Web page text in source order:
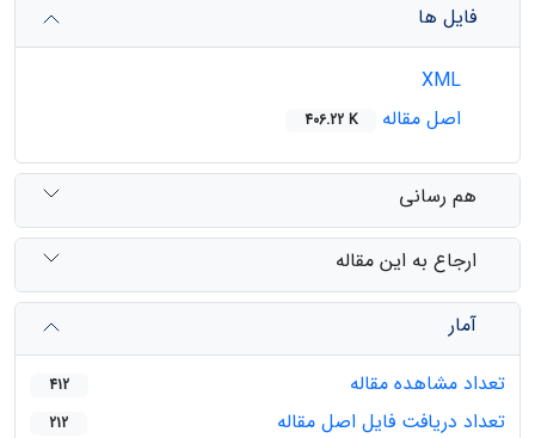
فایل ها
اصل مقاله
406.22 K
هم رسانی
ارجاع به این مقاله
آمار
تعداد مشاهده مقاله
412
تعداد دریافت فایل اصل مقاله 212